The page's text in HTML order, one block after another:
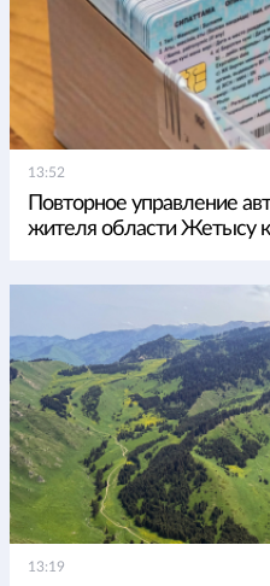
13:52
Повторное управление
жителя области Жетысу
13:19